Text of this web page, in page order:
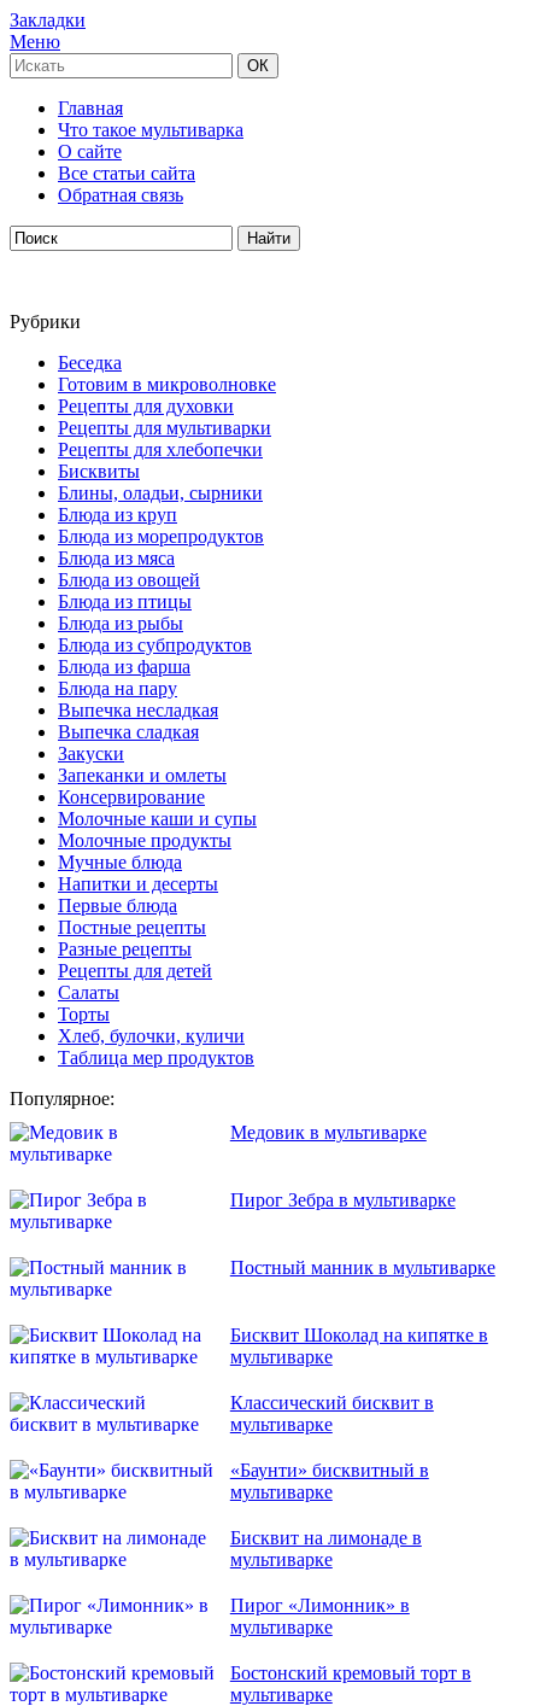
Закладки
Меню
Главная
Что такое мультиварка
О сайте
Все статьи сайта
Обратная связь
Рубрики
Беседка
Готовим в микроволновке
Рецепты для духовки
Рецепты для мультиварки
Рецепты для хлебопечки
Бисквиты
Блины, оладьи, сырники
Блюда из круп
Блюда из морепродуктов
Блюда из мяса
Блюда из овощей
Блюда из птицы
Блюда из рыбы
Блюда из субпродуктов
Блюда из фарша
Блюда на пару
Выпечка несладкая
Выпечка сладкая
Закуски
Запеканки и омлеты
Консервирование
Молочные каши и супы
Молочные продукты
Мучные блюда
Напитки и десерты
Первые блюда
Постные рецепты
Разные рецепты
Рецепты для детей
Салаты
Торты
Хлеб, булочки, куличи
Таблица мер продуктов
Популярное:
Медовик в мультиварке
Пирог Зебра в мультиварке
Постный манник в мультиварке
Бисквит Шоколад на кипятке в
мультиварке
Классический бисквит в
мультиварке
«Баунти» бисквитный в
мультиварке
Бисквит на лимонаде в
мультиварке
Пирог «Лимонник» в
мультиварке
Бостонский кремовый торт в
мультиварке